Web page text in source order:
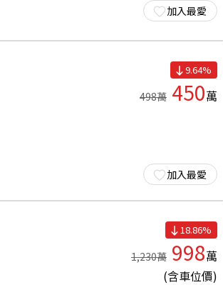
加入最愛
9.64%
498萬 450萬
加入最愛
18.86%
1,230萬 998萬
(含車位價)